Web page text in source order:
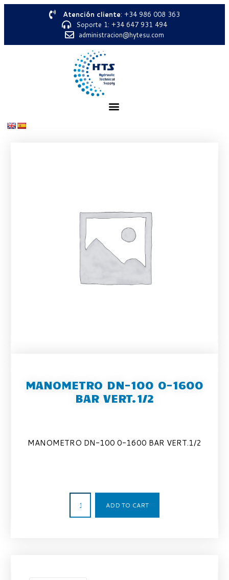
Atención cliente: +34 986 008 363
Soporte 1: +34 647 931 494
administracion@hytesu.com
MANOMETRO DN-100 0-1600
BAR VERT.1/2
MANOMETRO DN-100 0-1600 BAR VERT.1/2
ADD TO CART